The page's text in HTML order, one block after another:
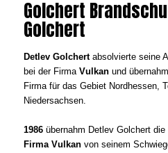
Golchert
Golchert
Detlev Golchertabsolvierte seine
bei der Firma Vulkan und übernahm
Firma für das Gebiet Nordhessen,
Niedersachsen.
1986 übernahm Detlev Golchert die
Firma Vulkanvon seinem